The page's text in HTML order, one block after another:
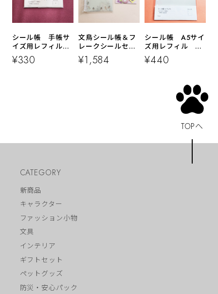
シール帳 手帳サ
イズ用レフィル
【小】 6穴 18
枚
¥330
文鳥シール帳＆フ
レークシールセッ
ト
¥1,584
シール帳 A5サイ
ズ用レフィル 6
穴 10枚
¥440
CATEGORY
新商品
キャラクター
ファッション小物
文具
インテリア
ギフトセット
ペットグッズ
防災・安心パック
TOPへ